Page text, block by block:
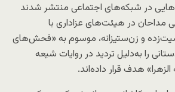
در شبکه‌های اجتماعی منتشر شدند
در هیئت‌های عزاداری با
و زن‌ستیزانه، موسوم به «فحش‌های
را به‌دلیل تردید در روایات شیعه
هدف قرار داده‌اند.